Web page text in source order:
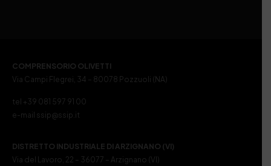
COMPRENSORIO OLIVETTI
Via Campi Flegrei, 34 – 80078 Pozzuoli (NA)
tel +39 081 597 91 00
e-mail ssip@ssip.it
DISTRETTO INDUSTRIALE DI ARZIGNANO (VI)
Via del Lavoro, 22 – 36077 – Arzignano (VI)